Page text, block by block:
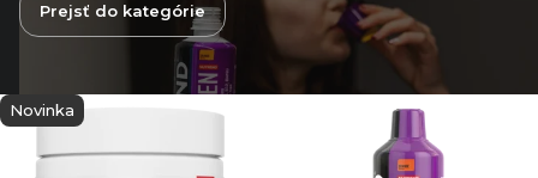
Prejsť do kategórie
Novinka